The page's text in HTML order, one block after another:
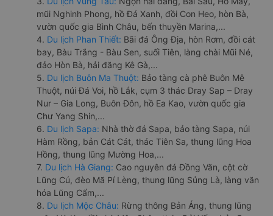
mũi Nghinh Phong, hồ Đá Xanh, đồi Con Heo, hòn Bà,
vườn quốc gia Bình Châu, bến thuyền Marina,...
4. Du lịch Phan Thiết: Bãi đá Ông Địa, hòn Rơm, đồi cát
bay, Bàu Trắng - Bàu Sen, suối Tiên, làng chài Mũi Né,
đảo Hòn Bà, hải đăng Kê Gà,...
5. Du lịch Buôn Ma Thuột: Bảo tàng cà phê Buôn Mê
Thuột, núi Đá Voi, hồ Lắk, cụm 3 thác Dray Sap – Dray
Nur – Gia Long, Buôn Đôn, hồ Ea Kao, vườn quốc gia
Chư Yang Shin,...
6. Du lịch Sapa: Nhà thờ đá Sapa, bảo tàng Sapa, núi
Hàm Rồng, bản Cát Cát, thác Tiên Sa, thung lũng Hoa
Hồng, thung lũng Mường Hoa,...
7. Du lịch Hà Giang: Cao nguyên đá Đồng Văn, cột cờ
Lũng Cú, đèo Mã Pí Lèng, thung lũng Sủng Là, làng văn
hóa Lũng Cẩm,...
8. Du lịch Mộc Châu: Rừng thông Bản Áng, thung lũng